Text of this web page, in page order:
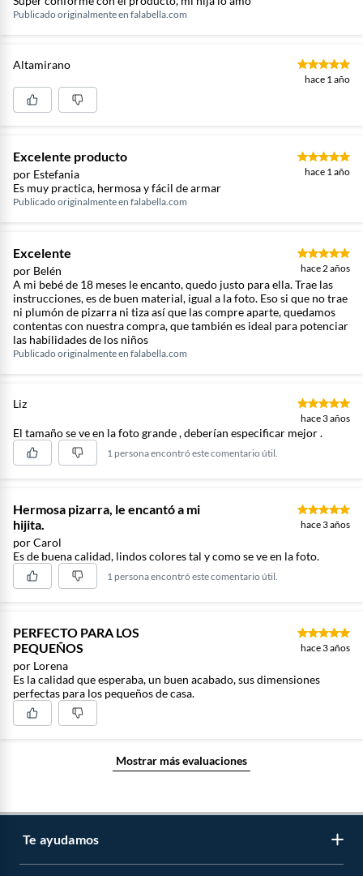
Publicado originalmente en falabella.com
Altamirano
hace 1 año
Excelente producto
por Estefania hace 1 año
Es muy practica, hermosa y fácil de armar
Publicado originalmente en falabella.com
Excelente
por Belén hace 2 años
A mi bebé de 18 meses le encanto, quedo justo para ella. Trae las
instrucciones, es de buen material, igual a la foto. Eso si que no trae
ni plumón de pizarra ni tiza así que las compre aparte, quedamos
contentas con nuestra compra, que también es ideal para potenciar
las habilidades de los niños
Publicado originalmente en falabella.com
Liz
hace 3 años
El tamaño se ve en la foto grande , deberían especificar mejor .
1 persona encontró este comentario útil.
Hermosa pizarra, le encantó a mi
hijita.
por Carol
hace 3 años
Es de buena calidad, lindos colores tal y como se ve en la foto.
1 persona encontró este comentario útil.
PERFECTO PARA LOS
PEQUEÑOS
por Lorena
hace 3 años
Es la calidad que esperaba, un buen acabado, sus dimensiones
perfectas para los pequeños de casa.
Mostrar más evaluaciones
Te ayudamos